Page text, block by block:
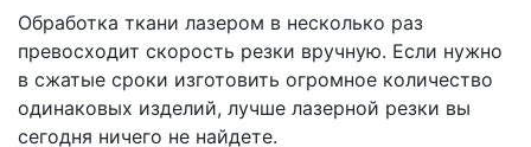
Обработка ткани лазером в несколько раз
превосходит скорость резки вручную. Если нужно
в сжатые сроки изготовить огромное количество
одинаковых изделий, лучше лазерной резки вы
сегодня ничего не найдете.